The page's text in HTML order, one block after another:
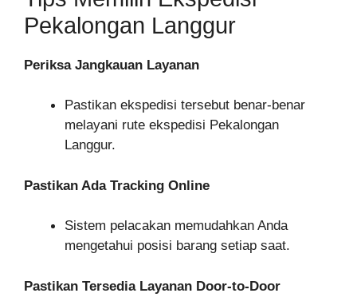
Pekalongan Langgur
Periksa Jangkauan Layanan
Pastikan ekspedisi tersebut benar-benar
melayani rute ekspedisi Pekalongan
Langgur.
Pastikan Ada Tracking Online
Sistem pelacakan memudahkan Anda
mengetahui posisi barang setiap saat.
Pastikan Tersedia Layanan Door-to-Door